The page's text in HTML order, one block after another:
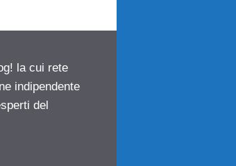
la cui rete
indipendente
del